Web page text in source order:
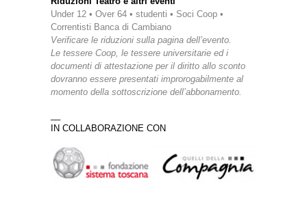
Under 12 • Over 64 • studenti • Soci Coop •
Correntisti Banca di Cambiano
Verificare le riduzioni sulla pagina dell’evento.
Le tessere Coop, le tessere universitarie ed i
documenti di attestazione per il diritto allo sconto
dovranno essere presentati improrogabilmente al
momento della sottoscrizione dell’abbonamento.
IN COLLABORAZIONE CON